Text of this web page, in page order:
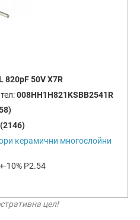
820pF 50V X7R
008HH1H821KSBB2541R
(2146)
керамични многослойни
10% P2.54
цел!